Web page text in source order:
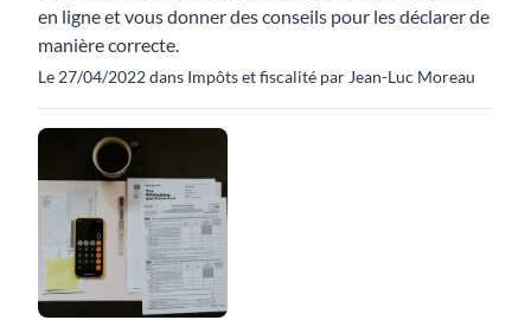
en ligne et vous donner des conseils pour les déclarer de
manière correcte.
Le 27/04/2022 dans Impôts et fiscalité par Jean-Luc Moreau